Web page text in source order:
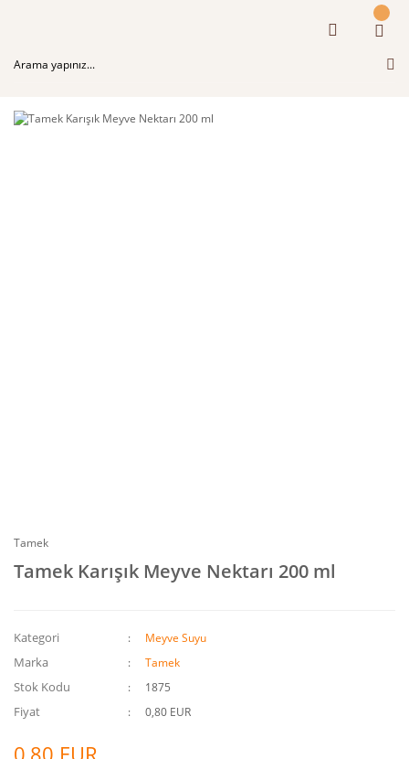
Tamek
Tamek Karışık Meyve Nektarı 200 ml
Kategori Meyve Suyu
Marka Tamek
Stok Kodu 1875
Fiyat 0,80 EUR
0,80 EUR